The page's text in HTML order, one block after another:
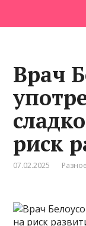
Врач
риск
07.02.2025 Разное